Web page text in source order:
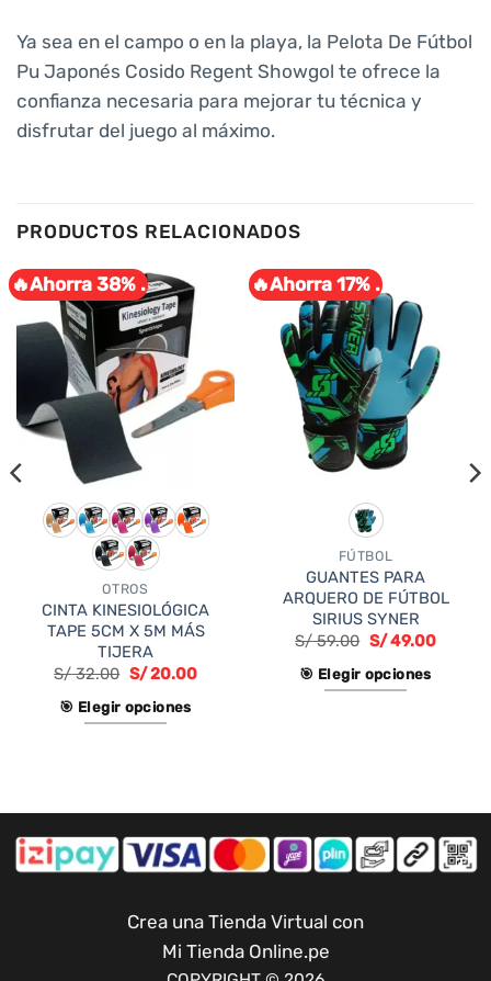
Ya sea en el campo o en la playa, la Pelota De Fútbol
Pu Japonés Cosido Regent Showgol te ofrece la
confianza necesaria para mejorar tu técnica y
disfrutar del juego al máximo.
PRODUCTOS RELACIONADOS
🔥Ahorra 38% .
OTROS
CINTA KINESIOLÓGICA
TAPE 5CM X 5M MÁS
TIJERA
S/32.00 S/20.00
🎯 Elegir opciones
múltiples
variantes.
Las
se
elegir
🔥Ahorra 17% .
FÚTBOL
GUANTES PARA
ARQUERO DE FÚTBOL
SIRIUS SYNER
S/59.00 S/49.00
🎯 Elegir opciones
opciones
Crea una Tienda Virtual con
Mi Tienda Online.pe